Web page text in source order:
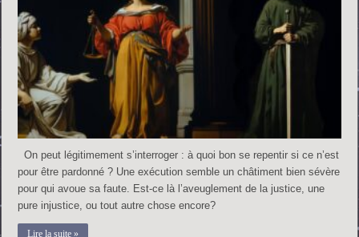
On peut légitimement s’interroger : à quoi bon se repentir si ce n’est
pour être pardonné ? Une exécution semble un châtiment bien sévère
pour qui avoue sa faute. Est-ce là l’aveuglement de la justice, une
pure injustice, ou tout autre chose encore?
Lire la suite »